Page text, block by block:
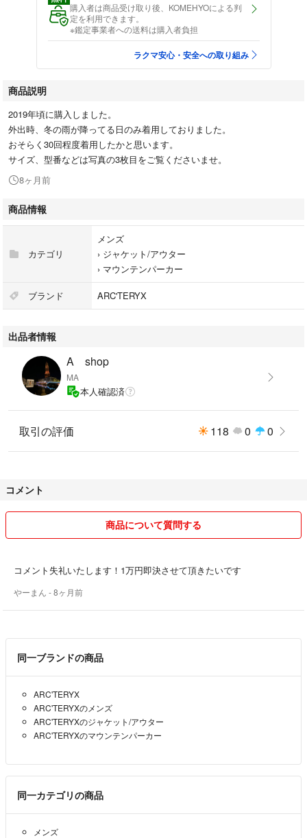
購入者は商品受け取り後、KOMEHYOによる判
定を利用できます。
※鑑定事業者への送料は購入者負担
ラクマ安心・安全への取り組み
商品説明
2019年頃に購入しました。
外出時、冬の雨が降ってる日のみ着用しておりました。
おそらく30回程度着用したかと思います。
サイズ、型番などは写真の3枚目をご覧くださいませ。
8ヶ月前
商品情報
カテゴリ
メンズ
› ジャケット/アウター
› マウンテンパーカー
ブランド ARC'TERYX
出品者情報
A shop
MA
本人確認済
取引の評価 118 0 0
コメント
商品について質問する
コメント失礼いたします！1万円即決させて頂きたいです
やーまん - 8ヶ月前
同一ブランドの商品
ARC'TERYX
ARC'TERYXのメンズ
ARC'TERYXのジャケット/アウター
ARC'TERYXのマウンテンパーカー
同一カテゴリの商品
メンズ